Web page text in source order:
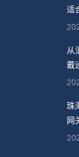
适
从
戴
珠
网